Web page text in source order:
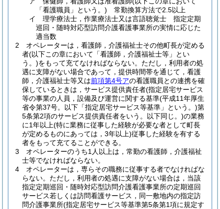
「看護職員」という。) 常勤換算方法で2.5以上
イ
理学療法士，作業療法士又は言語聴覚士 指定定期
巡回・随時対応型訪問介護看護事業所の実情に応じた
適当数
2
オペレーターは，看護師，介護福祉士その他町長が定める
者(以下この章において「看護師，介護福祉士等」とい
う。)をもって充てなければならない。 ただし，利用者の処
遇に支障がない場合であって，提供時間帯を通じて，看護
師，介護福祉士等又は前項第4号アの看護職員との連携を確
保しているときは，サービス提供責任者(指定居宅サービス
等の事業の人員，設備及び運営に関する基準(平成11年厚生
省令第37号。以下「指定居宅サービス等基準」という。)第
5条第2項のサービス提供責任者をいう。以下同じ。)の業務
に1年以上(特に業務に従事した経験が必要な者として町長
が定めるものにあっては，3年以上)従事した経験を有する
者をもって充てることができる。
3
オペレーターのうち1人以上は，常勤の看護師，介護福祉
士等でなければならない。
4
オペレーターは，専らその職務に従事する者でなければな
らない。 ただし，利用者の処遇に支障がない場合は，当該
指定定期巡回・随時対応型訪問介護看護事業所の定期巡回
サービス若しくは訪問看護サービス，同一敷地内の指定訪
問介護事業所(指定居宅サービス等基準第5条第1項に規定す